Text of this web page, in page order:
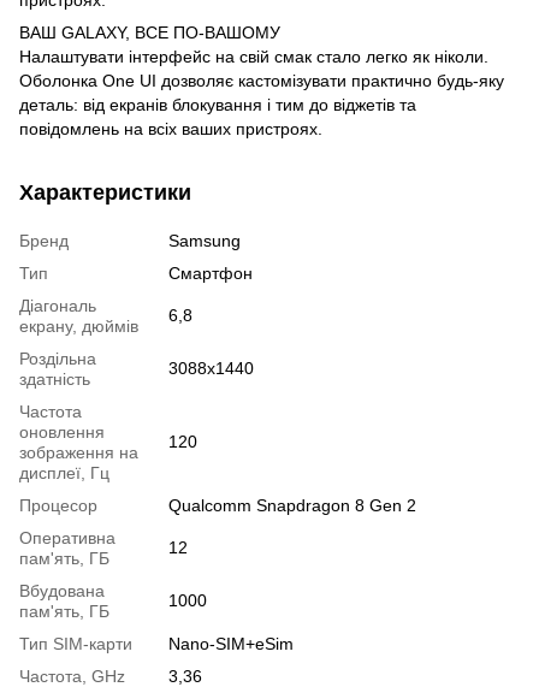
ВАШ GALAXY, ВСЕ ПО-ВАШОМУ
Налаштувати інтерфейс на свій смак стало легко як ніколи.
Оболонка One UI дозволяє кастомізувати практично будь-яку
деталь: від екранів блокування і тим до віджетів та
повідомлень на всіх ваших пристроях.
Характеристики
Бренд
Samsung
Тип
Смартфон
Діагональ
екрану, дюймів
6,8
Роздільна
здатність
3088x1440
Частота
оновлення
зображення на
дисплеї, Гц
120
Процесор
Qualcomm Snapdragon 8 Gen 2
Оперативна
пам'ять, ГБ
12
Вбудована
пам'ять, ГБ
1000
Тип SIM-карти
Nano-SIM+eSim
Частота, GHz
3,36